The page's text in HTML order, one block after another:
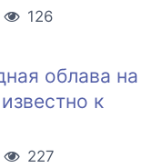
126
облава на
к
227